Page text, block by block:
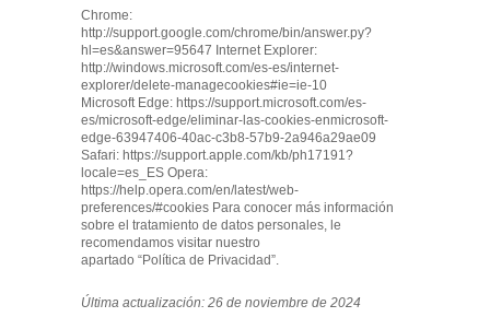
Chrome:
http://support.google.com/chrome/bin/answer.py?
hl=es&answer=95647 Internet Explorer:
http://windows.microsoft.com/es-es/internet-
explorer/delete-manage­cookies#ie=ie-10
Microsoft Edge: https://support.microsoft.com/es-
es/microsoft-edge/eliminar-las-cookies-en­microsoft-
edge-63947406-40ac-c3b8-57b9-2a946a29ae09
Safari: https://support.apple.com/kb/ph17191?
locale=es_ES Opera:
https://help.opera.com/en/latest/web-
preferences/#cookies Para conocer más información
sobre el tratamiento de datos personales, le
recomendamos visitar nuestro
apartado “Política de Privacidad”.
Última actualización: 26 de noviembre de 2024